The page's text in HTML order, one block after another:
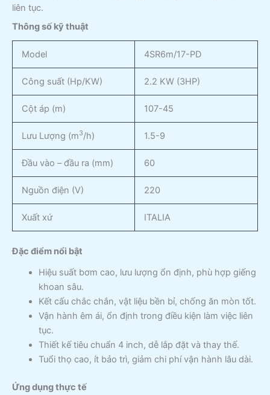
liên tục.
Thông số kỹ thuật
Model 4SR6m/17-PD
Công suất (Hp/KW) 2.2 KW (3HP)
Cột áp (m) 107-45
Lưu Lượng (m3/h) 1.5-9
Đầu vào – đầu ra (mm) 60
Nguồn điện (V) 220
Xuất xứ ITALIA
Đặc điểm nổi bật
Hiệu suất bơm cao, lưu lượng ổn định, phù hợp giếng
khoan sâu.
Kết cấu chắc chắn, vật liệu bền bỉ, chống ăn mòn tốt.
Vận hành êm ái, ổn định trong điều kiện làm việc liên
tục.
Thiết kế tiêu chuẩn 4 inch, dễ lắp đặt và thay thế.
Tuổi thọ cao, ít bảo trì, giảm chi phí vận hành lâu dài.
Ứng dụng thực tế